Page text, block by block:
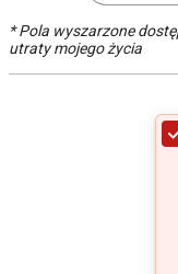
* Pola wyszarzone
utraty mojego życia